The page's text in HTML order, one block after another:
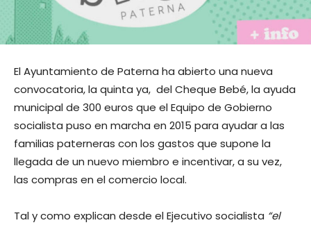
El Ayuntamiento de Paterna ha abierto una nueva
convocatoria, la quinta ya, del Cheque Bebé, la ayuda
municipal de 300 euros que el Equipo de Gobierno
socialista puso en marcha en 2015 para ayudar a las
familias paterneras con los gastos que supone la
llegada de un nuevo miembro e incentivar, a su vez,
las compras en el comercio local.
Tal y como explican desde el Ejecutivo socialista “el